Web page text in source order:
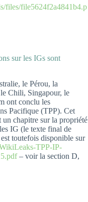
files/file5624f2a4841b4.p
sur les IGs sont
le Pérou, la
Chili, Singapour, le
ont conclu les
Pacifique (TPP). Cet
chapitre sur la propriété
IG (le texte final de
toutefois disponible sur
TPP-IP-
– voir la section D,